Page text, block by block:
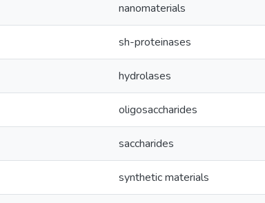
nanomaterials
sh-proteinases
hydrolases
oligosaccharides
saccharides
synthetic materials